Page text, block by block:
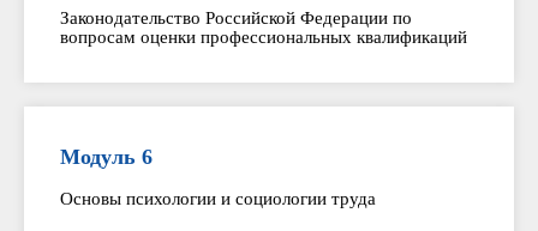
Законодательство Российской Федерации по
вопросам оценки профессиональных квалификаций
Модуль 6
Основы психологии и социологии труда